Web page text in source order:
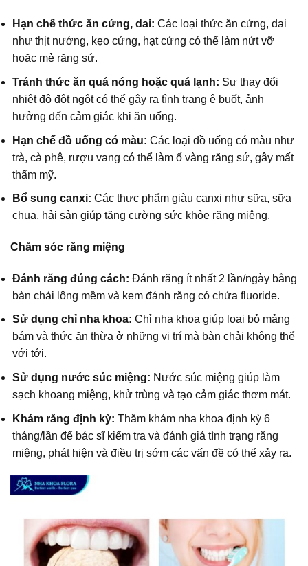
Hạn chế thức ăn cứng, dai:Các loại thức ăn cứng, dai
như thịt nướng, kẹo cứng, hạt cứng có thể làm nứt vỡ
hoặc mẻ răng sứ.
Tránh thức ăn quá nóng hoặc quá lạnh: Sự thay đổi
nhiệt độ đột ngột có thể gây ra tình trạng ê buốt, ảnh
hưởng đến cảm giác khi ăn uống.
Hạn chế đồ uống có màu: Các loại đồ uống có màu như
trà, cà phê, rượu vang có thể làm ố vàng răng sứ, gây mất
thẩm mỹ.
Bổ sung canxi: Các thực phẩm giàu canxi như sữa, sữa
chua, hải sản giúp tăng cường sức khỏe răng miệng.
Chăm sóc răng miệng
Đánh răng đúng cách: Đánh răng ít nhất 2 lần/ngày bằng
bàn chải lông mềm và kem đánh răng có chứa fluoride.
Sử dụng chỉ nha khoa: Chỉ nha khoa giúp loại bỏ mảng
bám và thức ăn thừa ở những vị trí mà bàn chải không thể
với tới.
Sử dụng nước súc miệng: Nước súc miệng giúp làm
sạch khoang miệng, khử trùng và tạo cảm giác thơm mát.
Khám răng định kỳ:Thăm khám nha khoa định kỳ 6
tháng/lần để bác sĩ kiểm tra và đánh giá tình trạng răng
miệng, phát hiện và điều trị sớm các vấn đề có thể xảy ra.